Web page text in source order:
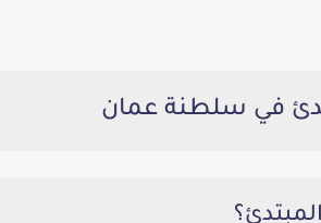
في سلطنة عمان